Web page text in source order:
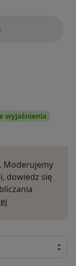
wyjaśnienia
Moderujemy
dowiedz się